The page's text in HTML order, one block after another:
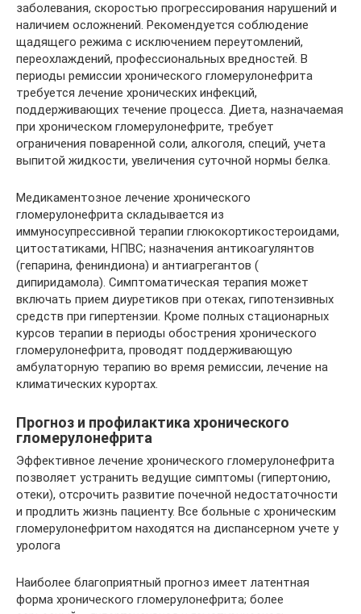
заболевания, скоростью прогрессирования нарушений и
наличием осложнений. Рекомендуется соблюдение
щадящего режима с исключением переутомлений,
переохлаждений, профессиональных вредностей. В
периоды ремиссии хронического гломерулонефрита
требуется лечение хронических инфекций,
поддерживающих течение процесса. Диета, назначаемая
при хроническом гломерулонефрите, требует
ограничения поваренной соли, алкоголя, специй, учета
выпитой жидкости, увеличения суточной нормы белка.
Медикаментозное лечение хронического
гломерулонефрита складывается из
иммуносупрессивной терапии глюкокортикостероидами,
цитостатиками, НПВС; назначения антикоагулянтов
(гепарина, фениндиона) и антиагрегантов (
дипиридамола). Симптоматическая терапия может
включать прием диуретиков при отеках, гипотензивных
средств при гипертензии. Кроме полных стационарных
курсов терапии в периоды обострения хронического
гломерулонефрита, проводят поддерживающую
амбулаторную терапию во время ремиссии, лечение на
климатических курортах.
Прогноз и профилактика хронического
гломерулонефрита
Эффективное лечение хронического гломерулонефрита
позволяет устранить ведущие симптомы (гипертонию,
отеки), отсрочить развитие почечной недостаточности
и продлить жизнь пациенту. Все больные с хроническим
гломерулонефритом находятся на диспансерном учете у
уролога
Наиболее благоприятный прогноз имеет латентная
форма хронического гломерулонефрита; более